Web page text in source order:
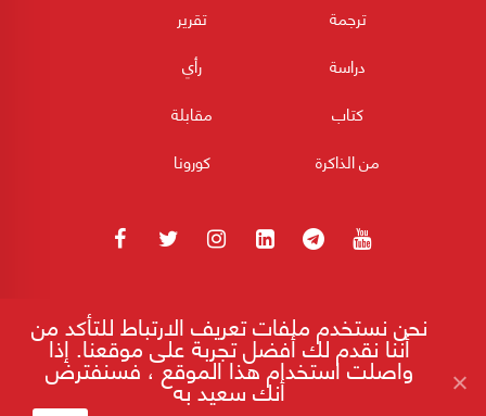
ترجمة
تقرير
دراسة
رأي
كتاب
مقابلة
من الذاكرة
كورونا
إقرأ على موقع 180
مفاوضات عُمان.. ماذا يحمل إليها الأميركيون
نحن نستخدم ملفات تعريف الارتباط للتأكد من
أننا نقدم لك أفضل تجربة على موقعنا. إذا
واصلت استخدام هذا الموقع ، فسنفترض
أنك سعيد به